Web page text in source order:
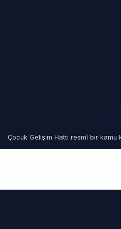
Çocuk Gelişim Hattı resmî bir kamu